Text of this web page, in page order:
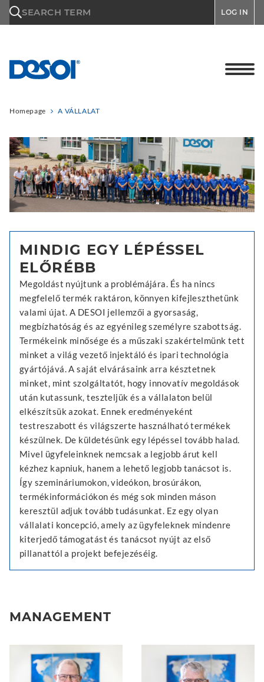
SEARCH TERM LOG IN
Homepage A VÁLLALAT
MINDIG EGY LÉPÉSSEL
ELŐRÉBB
Megoldást nyújtunk a problémájára. És ha nincs
megfelelő termék raktáron, könnyen kifejleszthetünk
valami újat. A DESOI jellemzői a gyorsaság,
megbízhatóság és az egyénileg személyre szabottság.
Termékeink minősége és a műszaki szakértelmünk tett
minket a világ vezető injektáló és ipari technológia
gyártójává. A saját elvárásaink arra késztetnek
minket, mint szolgáltatót, hogy innovatív megoldások
után kutassunk, teszteljük és a vállalaton belül
elkészítsük azokat. Ennek eredményeként
testreszabott és világszerte használható termékek
készülnek. De küldetésünk egy lépéssel tovább halad.
Mivel ügyfeleinknek nemcsak a legjobb árut kell
kézhez kapniuk, hanem a lehető legjobb tanácsot is.
Így szemináriumokon, videókon, brosúrákon,
termékinformációkon és még sok minden máson
keresztül adjuk tovább tudásunkat. Ez egy olyan
vállalati koncepció, amely az ügyfeleknek mindenre
kiterjedő támogatást és tanácsot nyújt az első
pillanattól a projekt befejezéséig.
MANAGEMENT